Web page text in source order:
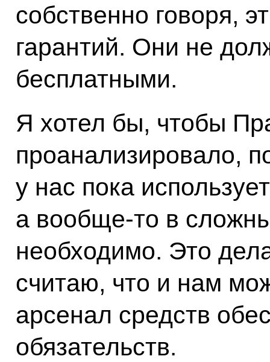
собственно говоря,
гарантий. Они не
бесплатными.
Я хотел бы, чтобы
проанализировало,
у нас пока
а вообще‑то в
необходимо. Это
считаю, что и нам
арсенал средств
обязательств.